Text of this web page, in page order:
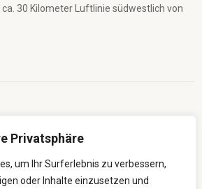
Privatsphäre
um Ihr Surferlebnis zu verbessern,
oder Inhalte einzusetzen und
30 Kilometer Luftlinie südwestlich von